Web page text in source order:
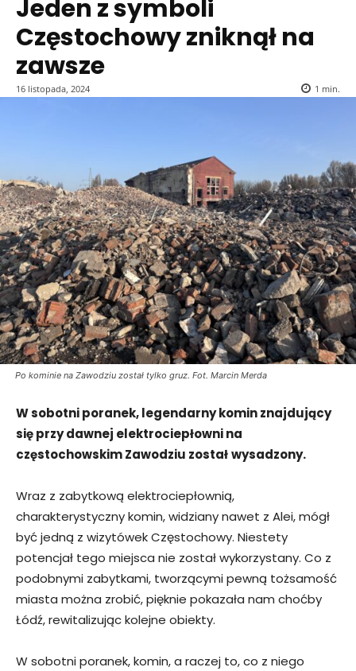
Jeden z symboli
Częstochowy zniknął na
zawsze
16 listopada, 2024 1 min.
Po kominie na Zawodziu został tylko gruz. Fot. Marcin Merda
W sobotni poranek, legendarny komin znajdujący
się przy dawnej elektrociepłowni na
częstochowskim Zawodziu zostałwysadzony.
Wraz z zabytkową elektrociepłownią,
charakterystyczny komin, widziany nawet z Alei, mógł
być jedną z wizytówek Częstochowy. Niestety
potencjał tego miejsca nie został wykorzystany. Co z
podobnymi zabytkami, tworzącymi pewną tożsamość
miasta można zrobić, pięknie pokazała nam choćby
Łódź, rewitalizując kolejne obiekty.
W sobotni poranek, komin, a raczej to, co z niego